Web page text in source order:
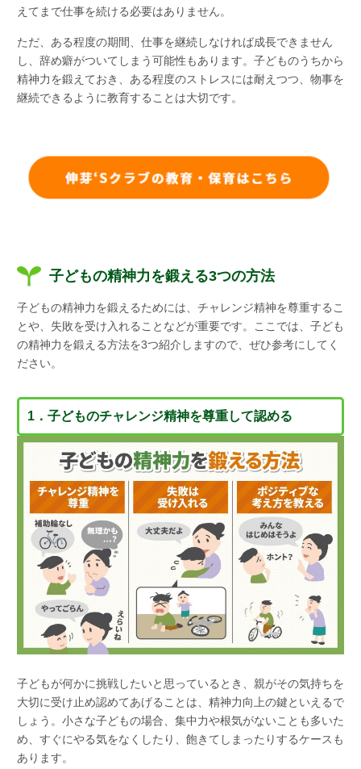
えてまで仕事を続ける必要はありません。
ただ、ある程度の期間、仕事を継続しなければ成長できません
し、辞め癖がついてしまう可能性もあります。子どものうちから
精神力を鍛えておき、ある程度のストレスには耐えつつ、物事を
継続できるように教育することは大切です。
子どもの精神力を鍛える3つの方法
子どもの精神力を鍛えるためには、チャレンジ精神を尊重するこ
とや、失敗を受け入れることなどが重要です。ここでは、子ども
の精神力を鍛える方法を3つ紹介しますので、ぜひ参考にしてく
ださい。
1．子どものチャレンジ精神を尊重して認める
子どもが何かに挑戦したいと思っているとき、親がその気持ちを
大切に受け止め認めてあげることは、精神力向上の鍵といえるで
しょう。小さな子どもの場合、集中力や根気がないことも多いた
め、すぐにやる気をなくしたり、飽きてしまったりするケースも
あります。